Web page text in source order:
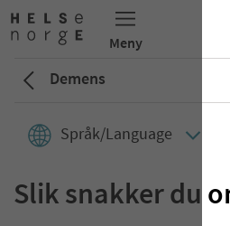
Demens
Språk/Language
Slik snakker du